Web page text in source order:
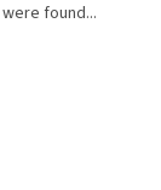
were found...